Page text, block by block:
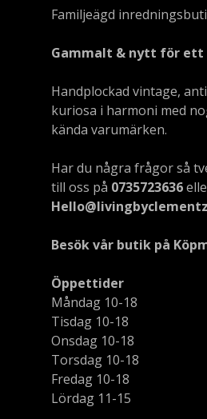
Familjeägd
Gammalt & nytt för ett
Handplockad vintage,
kuriosa i harmoni med
kända varumärken.
Har du några frågor så
till oss på 0735723636
Besök vår butik på
Öppettider
Måndag 10-18
Tisdag 10-18
Onsdag 10-18
Torsdag 10-18
Fredag 10-18
Lördag 11-15